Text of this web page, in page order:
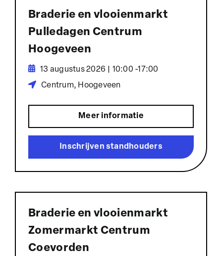
Braderie en vlooienmarkt
Pulledagen Centrum
Hoogeveen
13 augustus 2026 | 10:00 -17:00
Centrum, Hoogeveen
Meer informatie
Inschrijven standhouders
Braderie en vlooienmarkt
Zomermarkt Centrum
Coevorden